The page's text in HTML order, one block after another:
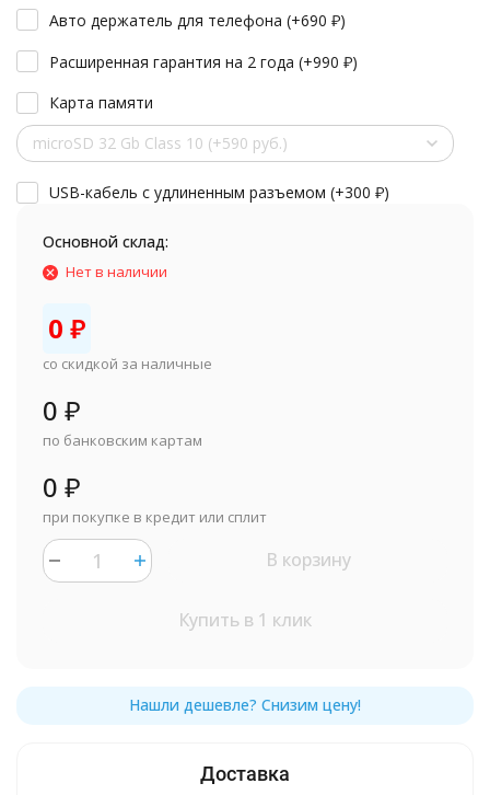
Авто держатель для телефона (+690 ₽)
Расширенная гарантия на 2 года (+990 ₽)
Карта памяти
microSD 32 Gb Class 10 (+590 руб.)
USB-кабель с удлиненным разъемом (+300 ₽)
Основной склад:
Нет в наличии
0 ₽
со скидкой за наличные
0 ₽
по банковским картам
0 ₽
при покупке в кредит или сплит
В корзину
Купить в 1 клик